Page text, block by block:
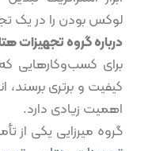
لوکس بودن را در یک
درباره گروه تجهیزات
برای کسب‌وکارهایی
کیفیت و برتری
اهمیت زیادی دارد.
گروه میرزایی یکی از